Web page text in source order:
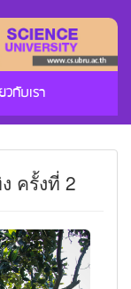
วกับเรา
รสาร Cs
ครั้งที่ 2